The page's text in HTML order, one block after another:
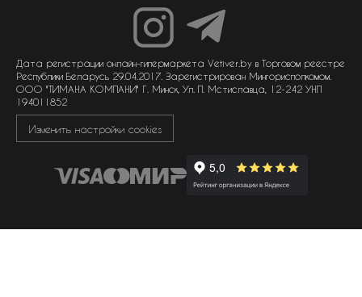
мужская парфюмерия
унисекс парфюмерия
доставка и оплата
как совершить покупку
политика обработки персональных данных
политика обработки файлов cookie
Дата регистрации онлайн-гипермаркета Vetiver.by в Торговом реестре
Республики Беларусь 29.04.2017. Зарегистрирован Мингорисполкомом.
ООО "ТИМАНА КОМПАНИ" Г. Минск, Ул. П. Мстиславца, 12-242 УНП
194011852
Изменить настройки cookies